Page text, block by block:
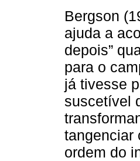
Bergson
ajuda a
depois”
para o
já tivesse
suscetível
tangenciar
ordem do